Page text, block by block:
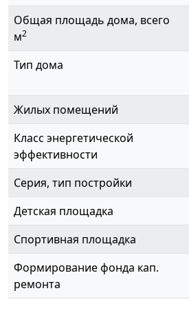
Общая площадь дома, всего
м2
Тип дома
Жилых помещений
Класс энергетической
эффективности
Серия, тип постройки
Детская площадка
Спортивная площадка
Формирование фонда кап.
ремонта